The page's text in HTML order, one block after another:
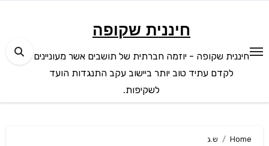
חיננית שקופה
חיננית שקופה - יוזמה חברתית של תושבים אשר מעוניינים
לקדם עתיד טוב יותר ביישוב עקב התנגדות הועד
לשקיפות.
Home ש.ג